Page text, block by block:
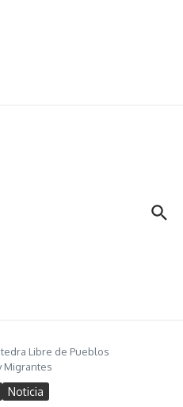
Libre de Pueblos
Migrantes
Noticia